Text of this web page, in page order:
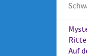
Auf